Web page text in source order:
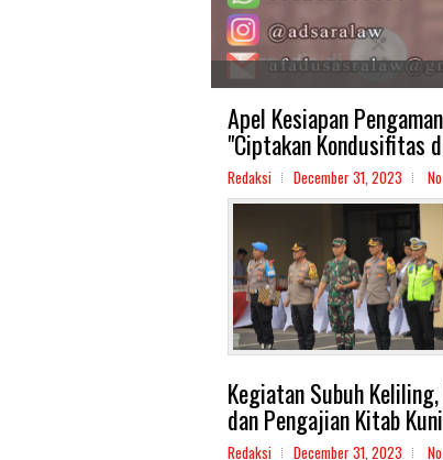
Apel Kesiapan
"Ciptakan Kondusifitas
Redaksi December 31, 2023
Kegiatan Subuh
dan Pengajian Kitab
Redaksi December 31, 2023